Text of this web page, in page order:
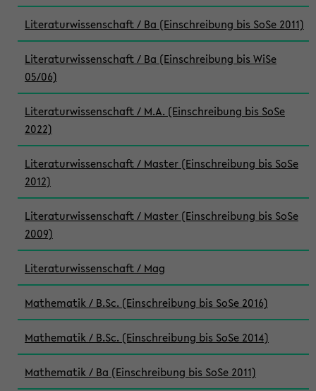
Literaturwissenschaft / Ba (Einschreibung bis SoSe 2011)
Literaturwissenschaft / Ba (Einschreibung bis WiSe
05/06)
Literaturwissenschaft / M.A. (Einschreibung bis SoSe
2022)
Literaturwissenschaft / Master (Einschreibung bis SoSe
2012)
Literaturwissenschaft / Master (Einschreibung bis SoSe
2009)
Literaturwissenschaft / Mag
Mathematik / B.Sc. (Einschreibung bis SoSe 2016)
Mathematik / B.Sc. (Einschreibung bis SoSe 2014)
Mathematik / Ba (Einschreibung bis SoSe 2011)